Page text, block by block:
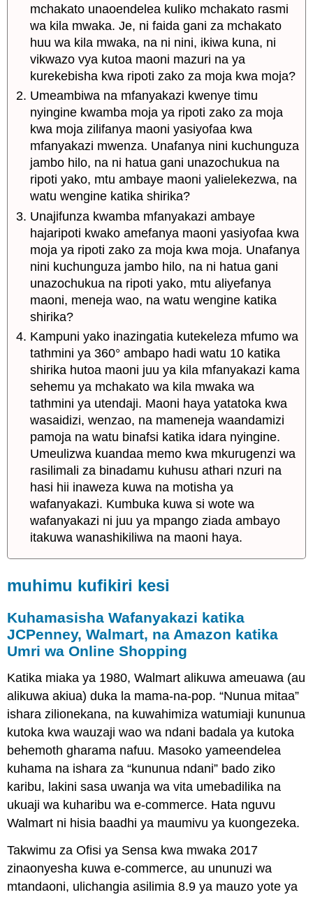
mchakato unaoendelea kuliko mchakato rasmi
wa kila mwaka. Je, ni faida gani za mchakato
huu wa kila mwaka, na ni nini, ikiwa kuna, ni
vikwazo vya kutoa maoni mazuri na ya
kurekebisha kwa ripoti zako za moja kwa moja?
Umeambiwa na mfanyakazi kwenye timu
nyingine kwamba moja ya ripoti zako za moja
kwa moja zilifanya maoni yasiyofaa kwa
mfanyakazi mwenza. Unafanya nini kuchunguza
jambo hilo, na ni hatua gani unazochukua na
ripoti yako, mtu ambaye maoni yalielekezwa, na
watu wengine katika shirika?
Unajifunza kwamba mfanyakazi ambaye
hajaripoti kwako amefanya maoni yasiyofaa kwa
moja ya ripoti zako za moja kwa moja. Unafanya
nini kuchunguza jambo hilo, na ni hatua gani
unazochukua na ripoti yako, mtu aliyefanya
maoni, meneja wao, na watu wengine katika
shirika?
Kampuni yako inazingatia kutekeleza mfumo wa
tathmini ya 360° ambapo hadi watu 10 katika
shirika hutoa maoni juu ya kila mfanyakazi kama
sehemu ya mchakato wa kila mwaka wa
tathmini ya utendaji. Maoni haya yatatoka kwa
wasaidizi, wenzao, na mameneja waandamizi
pamoja na watu binafsi katika idara nyingine.
Umeulizwa kuandaa memo kwa mkurugenzi wa
rasilimali za binadamu kuhusu athari nzuri na
hasi hii inaweza kuwa na motisha ya
wafanyakazi. Kumbuka kuwa si wote wa
wafanyakazi ni juu ya mpango ziada ambayo
itakuwa wanashikiliwa na maoni haya.
muhimu kufikiri kesi
Kuhamasisha Wafanyakazi katika
JCPenney, Walmart, na Amazon katika
Umri wa Online Shopping
Katika miaka ya 1980, Walmart alikuwa ameuawa (au
alikuwa akiua) duka la mama-na-pop. “Nunua mitaa”
ishara zilionekana, na kuwahimiza watumiaji kununua
kutoka kwa wauzaji wao wa ndani badala ya kutoka
behemoth gharama nafuu. Masoko yameendelea
kuhama na ishara za “kununua ndani” bado ziko
karibu, lakini sasa uwanja wa vita umebadilika na
ukuaji wa kuharibu wa e-commerce. Hata nguvu
Walmart ni hisia baadhi ya maumivu ya kuongezeka.
Takwimu za Ofisi ya Sensa kwa mwaka 2017
zinaonyesha kuwa e-commerce, au ununuzi wa
mtandaoni, ulichangia asilimia 8.9 ya mauzo yote ya